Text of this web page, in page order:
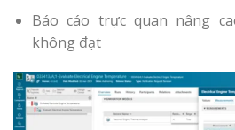
Báo cáo trực quan nâng
không đạt